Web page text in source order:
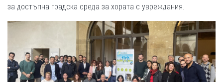
за достъпна градска среда за хората с увреждания.